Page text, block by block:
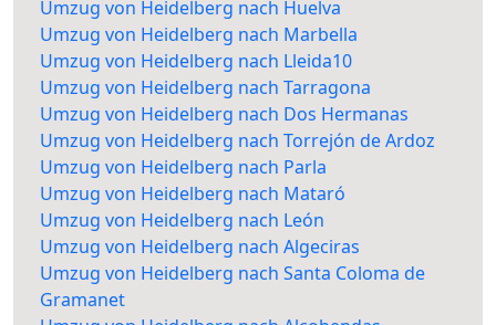
Umzug von Heidelberg nach Huelva
Umzug von Heidelberg nach Marbella
Umzug von Heidelberg nach Lleida10
Umzug von Heidelberg nach Tarragona
Umzug von Heidelberg nach Dos Hermanas
Umzug von Heidelberg nach Torrejón de Ardoz
Umzug von Heidelberg nach Parla
Umzug von Heidelberg nach Mataró
Umzug von Heidelberg nach León
Umzug von Heidelberg nach Algeciras
Umzug von Heidelberg nach Santa Coloma de
Gramanet